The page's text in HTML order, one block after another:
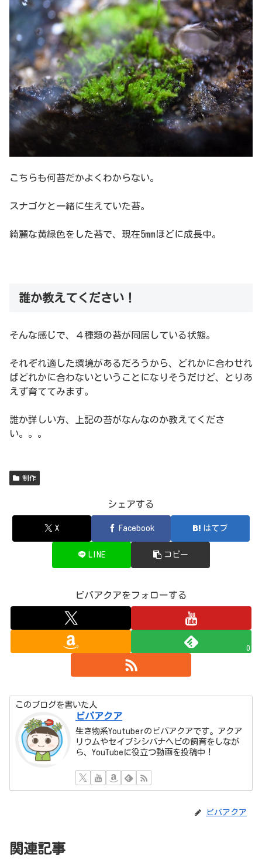
こちらも何苔だかよくわからない。
スナゴケと一緒に生えていた苔。
綺麗な黄緑色をした苔で、現在5mmほどに成長中。
誰か教えてください！
そんな感じで、４種類の苔が同居している状態。
それぞれ適した環境があるだろうから、どれかに合わせれ
ばどれかに合わないということになりそうだけど、とりあ
えず育ててみます。
誰か詳しい方、上記の苔がなんなのか教えてくださ
い。。。
制作
シェアする
X Facebook はてブ
LINE コピー
ビバアクアをフォローする
0
このブログを書いた人
ビバアクア
生き物系Youtuberのビバアクアです。アクア
リウムやセイブシシバナヘビの飼育をしなが
ら、YouTubeに役立つ動画を投稿中！
ビバアクア
関連記事